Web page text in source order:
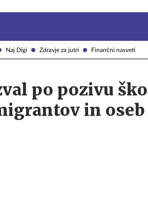
Naj Digi Zdravje za jutri Finančni nasveti
po pozivu
in oseb